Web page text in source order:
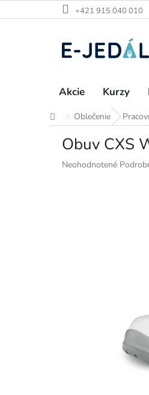
na
+421 915 040 010
Akcie Kurzy
DomovOblečenie
Obuv CXS
Priemerné
Neohodnotené